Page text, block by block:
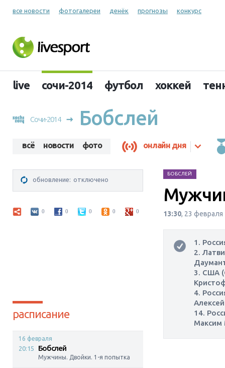
все новости фотогалереи денёк прогнозы конкурс
live сочи-2014 футбол хоккей
Сочи-2014 Бобслей
всё новости фото онлайн дня
обновление: отключено
0 0 0 0 0
расписание
16 февраля
20:15 Бобслей
Мужчины. Двойки. 1-я попытка
БОБСЛЕЙ
13:30, 23 февраля
1.
2.
3. США
4.
14.
Максим